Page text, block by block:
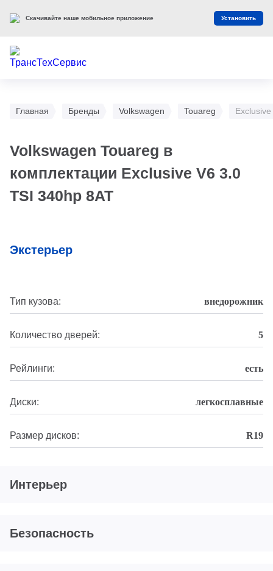
Главная Бренды Volkswagen Touareg
Volkswagen Touareg в
комплектации Exclusive V6 3.0
TSI 340hp 8AT
Экстерьер
Тип кузова: внедорожник
Количество дверей: 5
Рейлинги: есть
Диски: легкосплавные
Размер дисков: R19
Интерьер
Безопасность
Скачивайте наше мобильное приложение Установить